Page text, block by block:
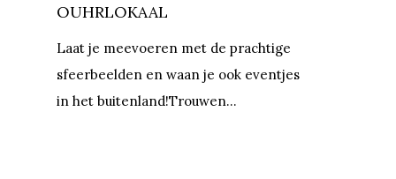
OUHRLOKAAL
Laat je meevoeren met de prachtige
sfeerbeelden en waan je ook eventjes
in het buitenland!Trouwen…